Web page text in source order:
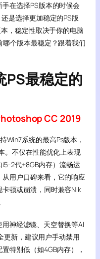
在选择PS版本的时候会
是选择更加稳定的PS版
，稳定性取决于你的电脑
个版本最稳定？跟着我们
PS最稳定的
CC 2019
Win7系统的最高Ps版本，
。不仅在性能优化上表现
2代+8GB内存）流畅运
用户口碑来看，它的响应
顿或崩溃，同时兼容Nik
神经滤镜、天空替换等AI
更新，建议用户手动禁用
特别低（如4GB内存），